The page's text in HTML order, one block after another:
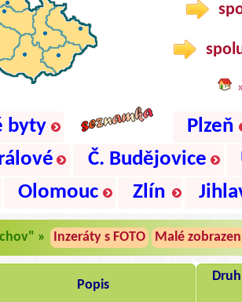
byty
Plzeň
Č. Budějovice
Olomouc Zlín
» Inzeráty s FOTO Malé
Popis